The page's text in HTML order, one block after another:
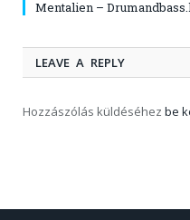
Mentalien –
LEAVE A REPLY
Hozzászólás küldéséhez be